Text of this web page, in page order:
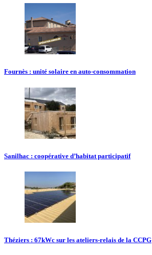
Fournès : unité solaire en auto-consommation
Sanilhac : coopérative d’habitat participatif
Théziers : 67kWc sur les ateliers-relais de la CCPG